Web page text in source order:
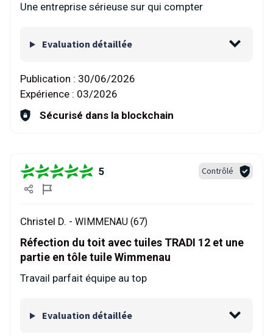
Une entreprise sérieuse sur qui compter
Evaluation détaillée
Publication : 30/06/2026
Expérience : 03/2026
Sécurisé dans la blockchain
5 Contrôlé
Christel D. - WIMMENAU (67)
Réfection du toit avec tuiles TRADI 12 et une
partie en tôle tuile Wimmenau
Travail parfait équipe au top
Evaluation détaillée